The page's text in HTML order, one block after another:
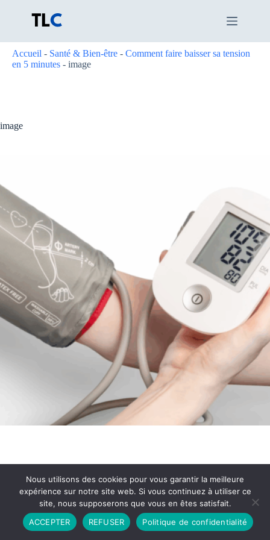
Accueil - Santé & Bien-être - Comment faire baisser sa tension
en 5 minutes - image
image
Partenariat Contact
Politique de Confidentialité
CGU
Copyright © 2026 - Propulsé par DIEUDUDIABLE
Nous utilisons des cookies pour vous garantir la meilleure
expérience sur notre site web. Si vous continuez à utiliser ce
site, nous supposerons que vous en êtes satisfait.
ACCEPTER
REFUSER Politique de confidentialité